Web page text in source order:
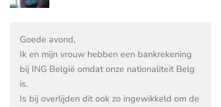
Goede avond,
Ik en mijn vrouw hebben een bankrekening
bij ING België omdat onze nationaliteit Belg
is.
Is bij overlijden dit ook zo ingewikkeld om de